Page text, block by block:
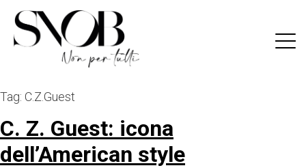
content
Tag: C.Z.Guest
C. Z. Guest: icona
dell’American style